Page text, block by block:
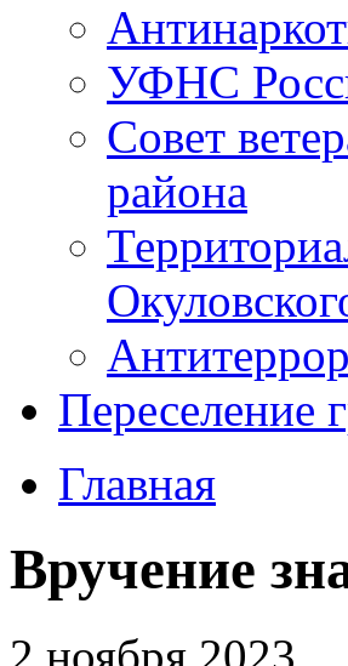
УФНС
Совет
района
Переселение
Главная
Вручение
2 ноября 2023